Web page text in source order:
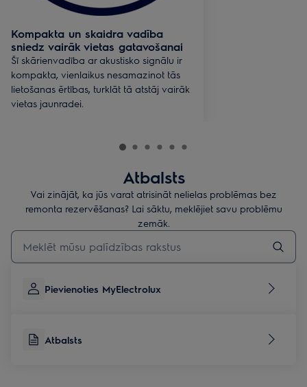
Kompakta un skaidra vadība
sniedz vairāk vietas gatavošanai
Šī skārienvadība ar akustisko signālu ir
kompakta, vienlaikus nesamazinot tās
lietošanas ērtības, turklāt tā atstāj vairāk
vietas jaunradei.
Atbalsts
Vai zinājāt, ka jūs varat atrisināt nelielas problēmas bez
remonta rezervēšanas? Lai sāktu, meklējiet savu problēmu
zemāk.
Rakstiet, lai meklētu rakstus par atbalstu
Pievienoties MyElectrolux
Atbalsts